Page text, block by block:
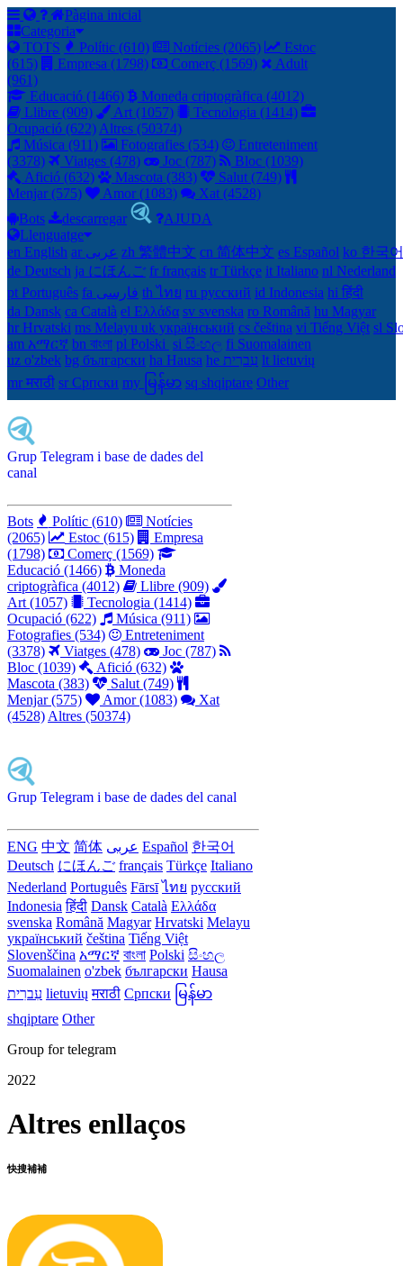
Pàgina inicial
Categoria
TOTS
Polític (610) Notícies (2065)
Estoc
(615)
Empresa (1798) Comerç (1569)
Adult
(961)
Educació (1466)
Moneda criptogràfica (4012)
Llibre (909)
Art (1057)
Tecnologia (1414)
Ocupació (622) Altres (50374)
Música (911)
Fotografies (534)
Entreteniment
(3378)
Viatges (478) Joc (787)
Bloc (1039)
Afició (632)
Mascota (383)
Salut (749)
Menjar (575)
Amor (1083)
Xat (4528)
Bots
descarregar
AJUDA
Llenguatge
en English
ar عربى zh 繁體中文 cn 简体中文 es Español ko 한국어
de Deutsch ja にほんご fr français tr Türkçe it Italiano nl Nederland
pt Português
th ไทย ru русский id Indonesia hi हिंदी
da Dansk‎ ca Català el Ελλάδα sv svenska ro Română hu Magyar
hr Hrvatski ms Melayu uk український‎ cs čeština‎ vi Tiếng Việt sl
am አማርኛ bn বাংলা pl Polski ‎ si සිංහල fi Suomalainen
uz o'zbek bg български ha Hausa‎ he עִברִית lt lietuvių
mr मराठी sr Српски my မြန်မာ sq shqiptare Other
Grup Telegram i base de dades del
canal
Bots Polític (610)
Notícies
(2065)
Estoc (615)
Empresa
(1798)
Comerç (1569)
Educació (1466)
Moneda
criptogràfica (4012)
Llibre (909)
Art (1057)
Tecnologia (1414)
Ocupació (622)
Música (911)
Fotografies (534)
Entreteniment
(3378)
Viatges (478)
Joc (787)
Bloc (1039)
Afició (632)
Mascota (383)
Salut (749)
Menjar (575)
Amor (1083)
Xat
(4528) Altres (50374)
Grup Telegram i base de dades del canal
ENG 中文 简体 عربى Español 한국어
Deutsch にほんご français Türkçe Italiano
Nederland Português Fārsī‎ ไทย русский
Indonesia हिंदी Dansk‎ Català Ελλάδα
svenska Română Magyar Hrvatski Melayu
український čeština Tiếng Việt
Slovenščina አማርኛ বাংলা Polski සිංහල
Suomalainen o'zbek български Hausa
עִברִית lietuvių मराठी Српски မြန်မာ
shqiptare Other
Group for telegram
2022
Altres enllaços
快搜補補